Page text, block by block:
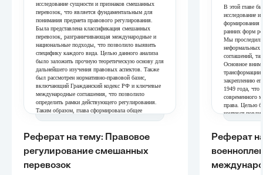
исследование сущности и признаков смешанных
перевозок, что является фундаментальным для
понимания предмета правового регулирования.
Была представлена классификация смешанных
перевозок, разграничивающая международные и
национальные подходы, что позволило выявить
специфику каждого вида. Целью данного анализа
было заложить прочную теоретическую основу для
дальнейшего изучения правовых аспектов. Также
был рассмотрен нормативно-правовой базис,
включающий Гражданский кодекс РФ и ключевые
международные соглашения, что позволило
определить рамки действующего регулирования.
Таким образом, глава сформировала общее
представление о предмете исследования и его
ГЛАВА 2. ПРАВОВОЕ
РЕГУЛИРОВАНИЕ
ОТВЕТСТВЕННОСТИ
Реферат на тему: Правовое
регулирование смешанных
перевозок
В этой главе
исследование
формирования
ранних форм
Мы
неформальных
соглашений,
Основное
трансформации
закреплению
1949 года, что
современного
права. Целью
контекст
системы
конфликтах.
ГЛАВА
Реферат